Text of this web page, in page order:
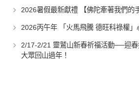
2026暑假最新獻禮 【佛陀牽著我們的
2026丙午年 「火馬飛騰 德旺科祿權」
2/17-2/21 靈鷲山新春祈福活動──迎
大眾回山過年！